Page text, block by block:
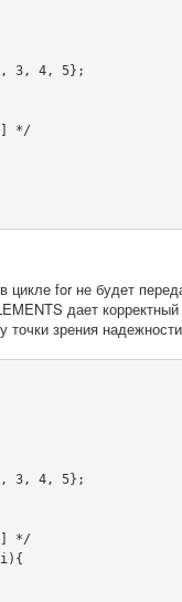
3, 4, 5};
*/
for не будет
дает
зрения
3, 4, 5};
*/
{